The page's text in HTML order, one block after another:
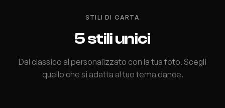
STILI DI CARTA
5 stili unici
Dal classico al personalizzato con la tua foto. Scegli
quello che si adatta al tuo tema dance.